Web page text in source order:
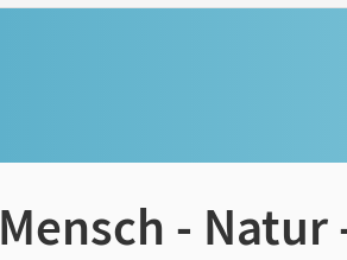
- Natur